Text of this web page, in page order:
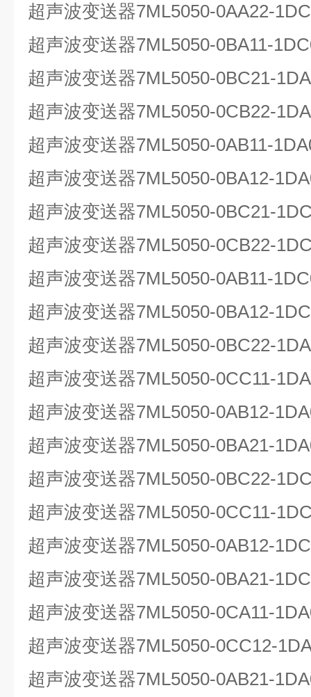
超声波变送器7ML5050-0AA22-
超声波变送器7ML5050-0BA11-
超声波变送器7ML5050-0BC21-
超声波变送器7ML5050-0CB22-
超声波变送器7ML5050-0AB11-
超声波变送器7ML5050-0BA12-
超声波变送器7ML5050-0BC21-
超声波变送器7ML5050-0CB22-
超声波变送器7ML5050-0AB11-
超声波变送器7ML5050-0BA12-
超声波变送器7ML5050-0BC22-
超声波变送器7ML5050-0CC11-
超声波变送器7ML5050-0AB12-
超声波变送器7ML5050-0BA21-
超声波变送器7ML5050-0BC22-
超声波变送器7ML5050-0CC11-
超声波变送器7ML5050-0AB12-
超声波变送器7ML5050-0BA21-
超声波变送器7ML5050-0CA11-
超声波变送器7ML5050-0CC12-
超声波变送器7ML5050-0AB21-